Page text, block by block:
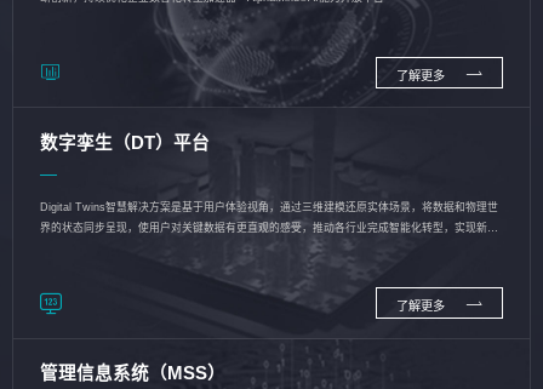
了解更多
数字孪生（DT）平台
Digital Twins智慧解决方案是基于用户体验视角，通过三维建模还原实体场景，将数据和物理世
界的状态同步呈现，使用户对关键数据有更直观的感受，推动各行业完成智能化转型，实现新旧
了解更多
管理信息系统（MSS）